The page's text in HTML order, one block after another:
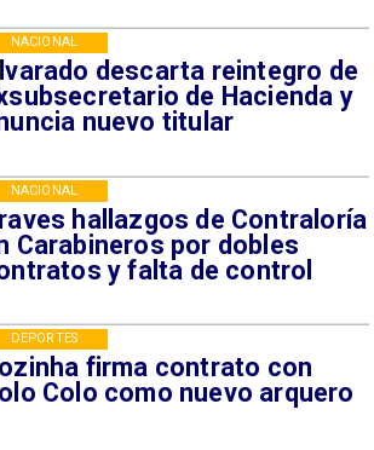
descarta reintegro de
de Hacienda y
nuevo titular
NACIONAL
hallazgos de Contraloría
Carabineros por dobles
y falta de control
NACIONAL
firma contrato con
Colo como nuevo arquero
DEPORTES